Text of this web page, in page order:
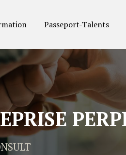
Passeport-Talents